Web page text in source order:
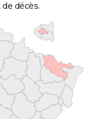
décès.